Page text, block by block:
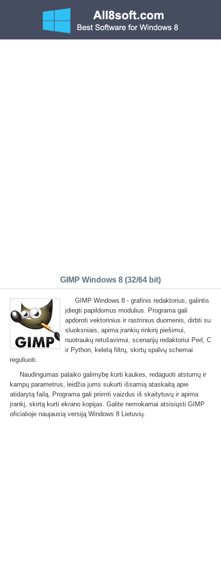
GIMP Windows 8 (32/64 bit)
GIMP Windows 8 - grafinis redaktorius, galintis
įdiegti papildomus modulius. Programa gali
apdoroti vektorinius ir rastrinius duomenis, dirbti su
sluoksniais, apima įrankių rinkinį piešimui,
nuotraukų retušavimui, scenarijų redaktoriui Perl, C
ir Python, keletą filtrų, skirtų spalvų schemai
reguliuoti.
Naudingumas palaiko galimybę kurti kaukes, redaguoti atstumų ir
kampų parametrus, leidžia jums sukurti išsamią ataskaitą apie
atidarytą failą. Programa gali priimti vaizdus iš skaitytuvų ir apima
įrankį, skirtą kurti ekrano kopijas. Galite nemokamai atsisiųsti GIMP
oficialioje naujausią versiją Windows 8 Lietuvių.